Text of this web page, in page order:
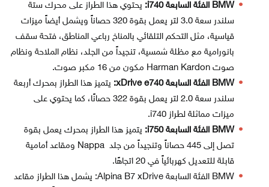
BMW الفئة السابعة i740:
يحتوي هذا الطراز على محرك ستة
سلندر سعة 3.0 لتر يعمل بقوة 320 حصاناً ويشمل أيضاً ميزات
قياسية، مثل التحكم التلقائي بالمناخ رباعي المناطق، فتحة سقف
بانورامية مع مظلة شمسية، تنجيداً من الجلد، نظام الملاحة ونظام
صوت Harman Kardon مكون من 16 مكبر صوت.
BMW الفئة السابعة xDrive e740:
يتميز هذا الطراز بمحرك أربعة
سلندر سعة 2.0 لتر يعمل بقوة 322 حصانًا، كما يحتوي على
ميزات مماثلة لطراز i740.
BMW الفئة السابعة i750:
يتميز هذا الطراز بمحرك يعمل بقوة
تصل إلى 445 حصاناً وتنجيداً من جلد Nappa ومقاعد أمامية
قابلة للتعديل كهربائياً في 20 اتجاهًا.
BMW الفئة السابعة Alpina B7 xDrive: يشمل هذا الطراز مقاعد